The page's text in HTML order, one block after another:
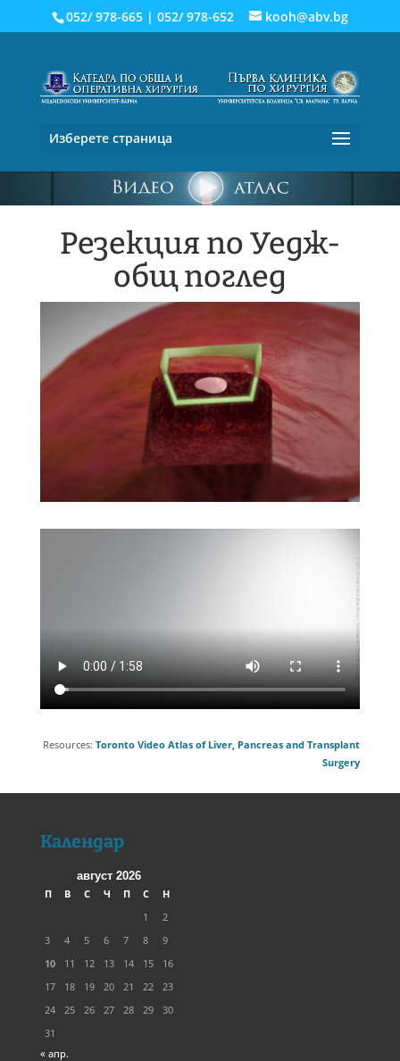
052/ 978-665| 052/ 978-652 kooh@abv.bg
Изберете страница
Резекция по Уедж-
общ поглед
Resources:Toronto Video Atlas of Liver, Pancreas and Transplant
Surgery
Календар
август 2026
П
В С Ч П С
Н
1
2
3
4 5 6 7 8
9
10
11 12 13 14 15
16
17
18 19 20 21 22
23
24
25 26 27 28 29
30
31
« апр.